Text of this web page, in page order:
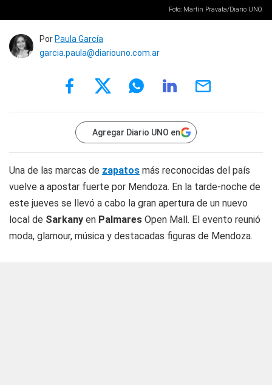
Foto: Martín Pravata/Diario UNO.
Por Paula García
garcia.paula@diariouno.com.ar
Agregar Diario UNO en
Una de las marcas de zapatos más reconocidas del país
vuelve a apostar fuerte por Mendoza. En la tarde-noche de
este jueves se llevó a cabo la gran apertura de un nuevo
local de Sarkany en Palmares Open Mall. El evento reunió
moda, glamour, música y destacadas figuras de Mendoza.